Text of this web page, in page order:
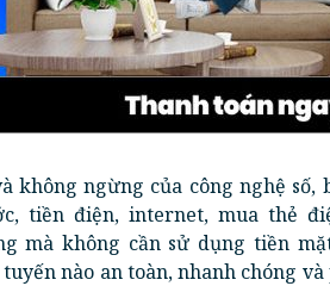
không ngừng của công nghệ số,
tiền điện, internet, mua thẻ
mà không cần sử dụng tiền
nào an toàn, nhanh chóng và